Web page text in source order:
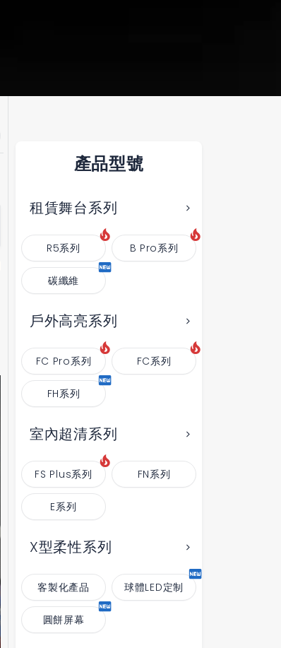
產品型號
租賃舞台系列
R5系列 B Pro系列
碳纖維
戶外高亮系列
FC Pro系列 FC系列
FH系列
室內超清系列
FS Plus系列 FN系列
E系列
X型柔性系列
客製化產品 球體LED定制
圓餅屏幕